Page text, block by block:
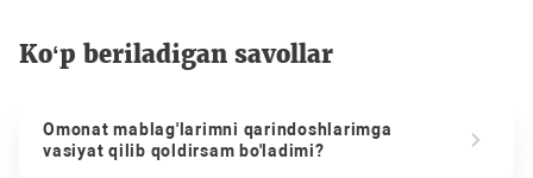
Ko‘p beriladigan savollar
Omonat mablag'larimni qarindoshlarimga
vasiyat qilib qoldirsam bo'ladimi?